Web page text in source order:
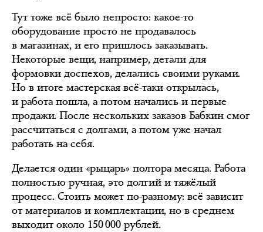
Тут тоже всё было непросто: какое-то
оборудование просто не продавалось
в магазинах, и его пришлось заказывать.
Некоторые вещи, например, детали для
формовки доспехов, делались своими руками.
Но в итоге мастерская всё-таки открылась,
и работа пошла, а потом начались и первые
продажи. После нескольких заказов Бабкин смог
рассчитаться с долгами, а потом уже начал
работать на себя.
Делается один «рыцарь» полтора месяца. Работа
полностью ручная, это долгий и тяжёлый
процесс. Стоить может по-разному: всё зависит
от материалов и комплектации, но в среднем
выходит около 150 000 рублей.